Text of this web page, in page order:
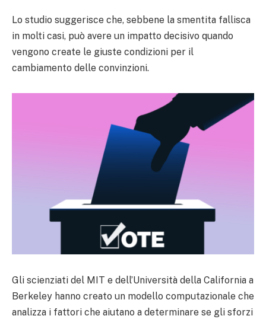
Lo studio suggerisce che, sebbene la smentita fallisca
in molti casi, può avere un impatto decisivo quando
vengono create le giuste condizioni per il
cambiamento delle convinzioni.
Gli scienziati del MIT e dell’Università della California a
Berkeley hanno creato un modello computazionale che
analizza i fattori che aiutano a determinare se gli sforzi